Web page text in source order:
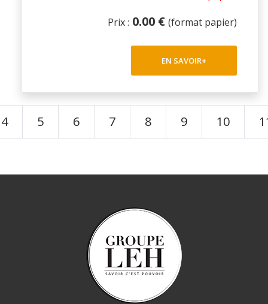
Prix : 0.00 € (format papier)
EN SAVOIR+
4 5 6 7 8 9 10